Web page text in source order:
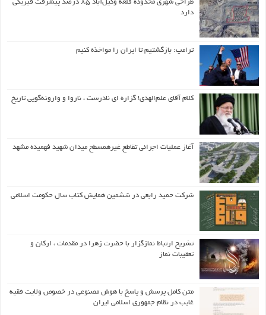
طراحی شهری محدوده قلعه وکیل‌آباد ۸۵ درصد پیشرفت فیزیکی
دارد
ترامپ: بازگشتیم تا ایران را مواخذه کنیم
کلام آقای علم‌الهدی! گزاره ای نادرست ، ناروا و وارونه‌گویی تاریخ
آغاز عملیات اجرائی تقاطع غیرهمسطح میدان شهید فهمیده مشهد
شرکت حمید رابعی در ششمین همایش کتاب سال حکومت اسلامی
تشریح ارتباط نمازگزار با حضرت زهرا در مقدمات ، ارکان و
تعقیبات نماز
متن کامل پرسش و پاسخ با هوش مصنوعی در خصوص ولایت فقیه
غایب در نظام جمهوری اسلامی ایران